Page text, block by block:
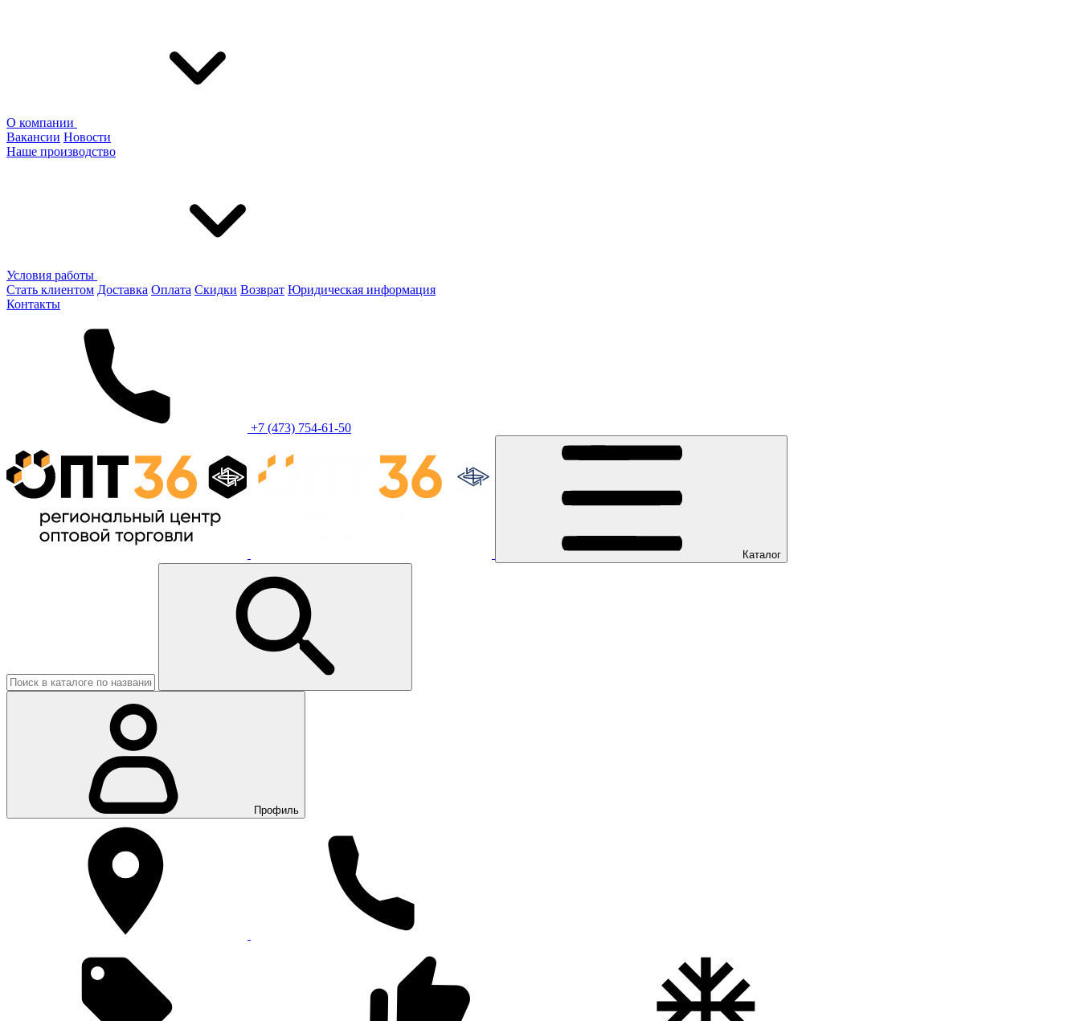
О компании
Вакансии Новости
Наше производство
Условия работы
Стать клиентом Доставка Оплата Скидки Возврат Юридическая информация
Контакты
+7 (473) 754-61-50
Каталог
Профиль